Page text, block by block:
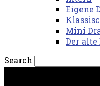
Eigene
Mini
Der alte
Search